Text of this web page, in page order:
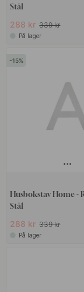
Stål
288 kr 339 kr
På lager
15
Husbokstav Home -
Stål
288 kr 339 kr
På lager